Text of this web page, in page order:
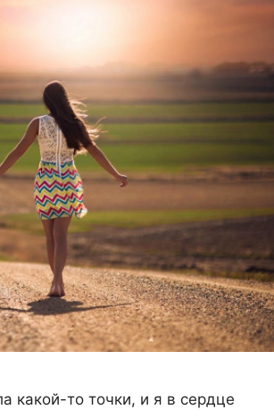
какой-то точки, и я в сердце